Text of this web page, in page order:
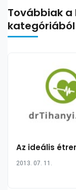
Továbbiak a
kategóriából
Az ideális
2013. 07. 11.